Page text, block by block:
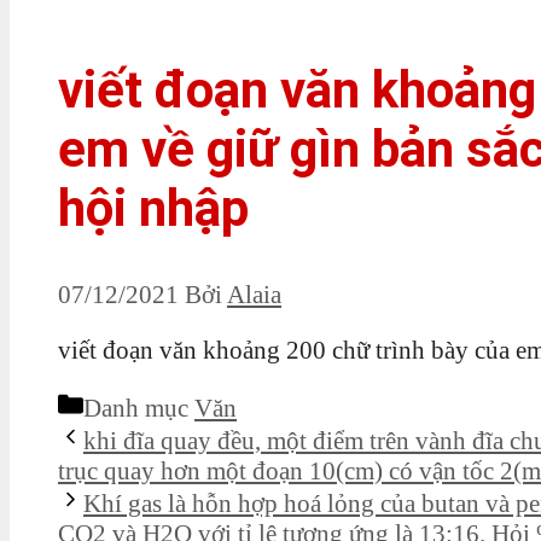
viết đoạn văn
em về giữ gìn bản
hội nhập
07/12/2021 Bởi Alaia
viết đoạn văn khoảng 200 chữ trình bày của
Danh mục Văn
khi đĩa quay đều, một điểm trên vành đĩa
trục quay hơn một đoạn 10(cm) có vận tốc
Khí gas là hỗn hợp hoá lỏng của butan và
CO2 và H2O với tỉ lệ tương ứng là 13:16. Hỏi